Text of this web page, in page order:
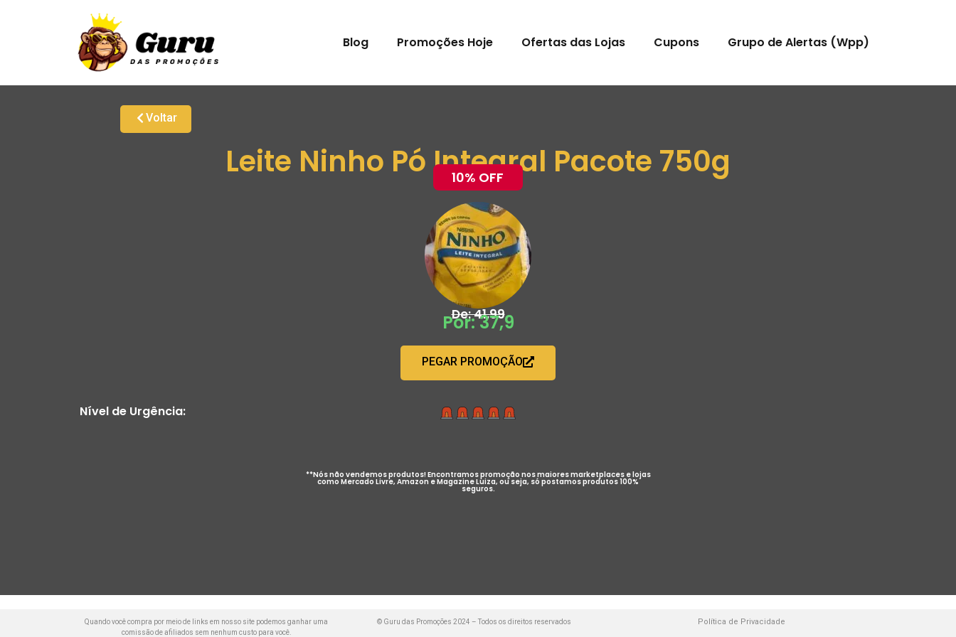
Blog Promoções Hoje Ofertas das Lojas Cupons Grupo de Alertas (Wpp)
Voltar
Leite Ninho Pó Integral Pacote 750g
10% OFF
De: 41,99
Por: 37,9
PEGAR PROMOÇÃO
Nível de Urgência:
**Nós não vendemos produtos! Encontramos promoção nos maiores marketplaces e lojas
como Mercado Livre, Amazon e Magazine Luiza, ou seja, só postamos produtos 100%
seguros.
Quando você compra por meio de links em nosso site podemos ganhar uma
comissão de afiliados sem nenhum custo para você.
© Guru das Promoções 2024 – Todos os direitos reservados Política de Privacidade